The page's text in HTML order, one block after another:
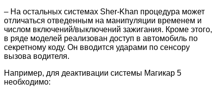
– На остальных системах Sher-Khan процедура может
отличаться отведенным на манипуляции временем и
числом включений/выключений зажигания. Кроме этого,
в ряде моделей реализован доступ в автомобиль по
секретному коду. Он вводится ударами по сенсору
вызова водителя.
Например, для деактивации системы Магикар 5
необходимо: